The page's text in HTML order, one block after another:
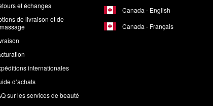
et échanges
de livraison et de
internationales
d’achats
sur les services de beauté
Canada - English
Canada - Français